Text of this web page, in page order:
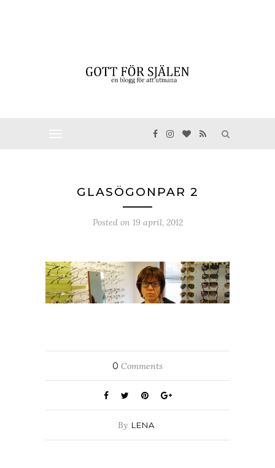
GLASÖGONPAR 2
Posted on 19 april, 2012
0 Comments
By LENA